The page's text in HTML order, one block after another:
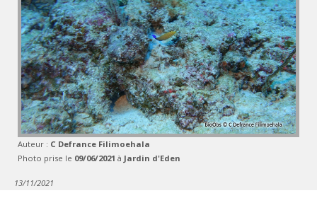
Auteur : C Defrance Filimoehala
Photo prise le 09/06/2021 à Jardin d'Eden
13/11/2021